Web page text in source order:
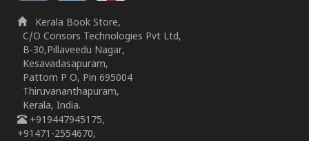
Kerala Book Store,
C/O Consors Technologies Pvt Ltd,
B-30,Pillaveedu Nagar,
Kesavadasapuram,
Pattom P O, Pin 695004
Thiruvananthapuram,
Kerala, India.
+919447945175,
+91471-2554670,